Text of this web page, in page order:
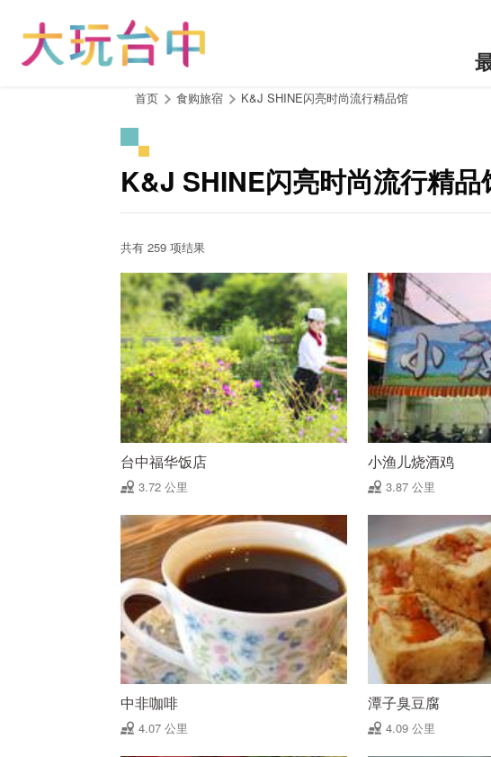
首页 食购旅宿 K&J SHINE闪亮时尚流行精品馆
K&J SHINE闪亮时尚流行精
共有 259 项结果
台中福华饭店
3.72 公里
小渔儿烧酒鸡
3.87 公里
中非咖啡
4.07 公里
潭子臭豆腐
4.09 公里